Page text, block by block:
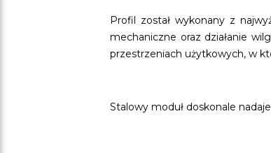
Profil został wykonany z
mechaniczne oraz działanie
przestrzeniach użytkowych, w
Stalowy moduł doskonale